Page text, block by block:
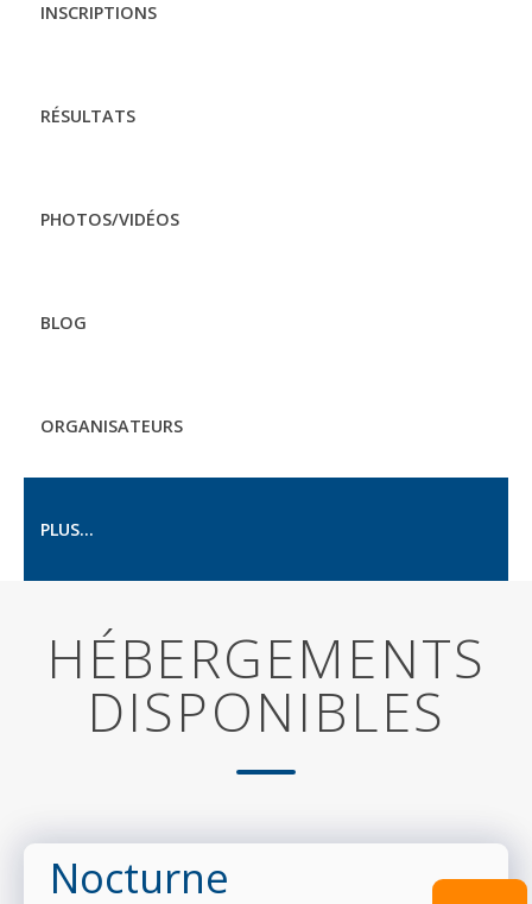
INSCRIPTIONS
RÉSULTATS
PHOTOS/VIDÉOS
BLOG
ORGANISATEURS
PLUS...
HÉBERGEMENTS
DISPONIBLES
Nocturne